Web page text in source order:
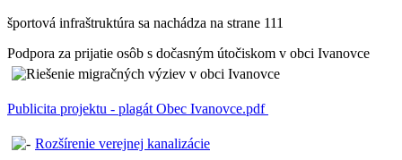
športová infraštruktúra sa nachádza na strane 111
Podpora za prijatie osôb s dočasným útočiskom v obci Ivanovce
Publicita projektu - plagát Obec Ivanovce.pdf
Rozšírenie verejnej kanalizácie